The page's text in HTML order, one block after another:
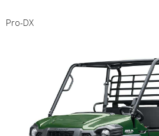
Moped / Scooter
ATV / SNØSCOOTER
Honda ATV
Pro-DX